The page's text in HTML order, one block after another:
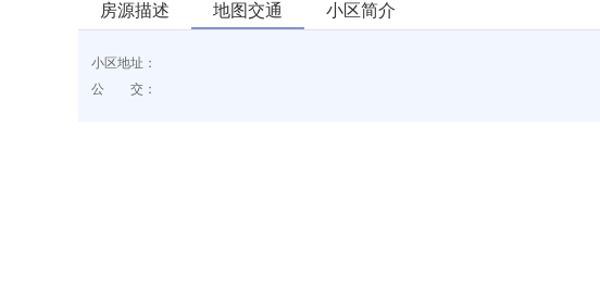
房源描述 地图交通 小区简介
小区地址：
公 交：